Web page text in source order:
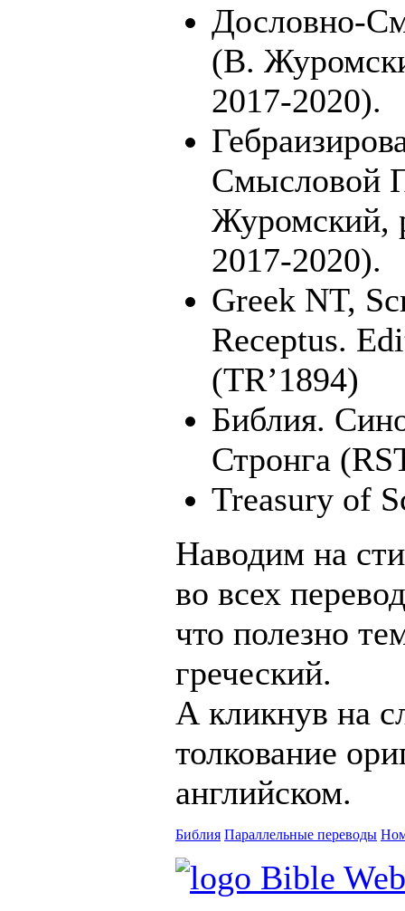
Дословно-
(В.
2017-2020).
Смысловой
Журомский,
2017-2020).
Greek NT,
Receptus.
(TR’1894)
Библия.
Стронга
Treasury of
Наводим на
во всех
что полезно
греческий.
А кликнув на
толкование
английском.
Библия Параллельные переводы